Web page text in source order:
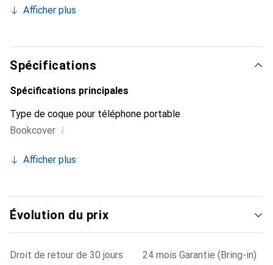
et indispensable de votre smartphone. Reconnaissable à
marque Noreve est un choix sûr pour une clientèle
exigeante.
Afficher plus
Spécifications
Spécifications principales
Type de coque pour téléphone portable
Bookcover i
Afficher plus
Évolution du prix
Droit de retour de 30 jours
24 mois Garantie (Bring-in)